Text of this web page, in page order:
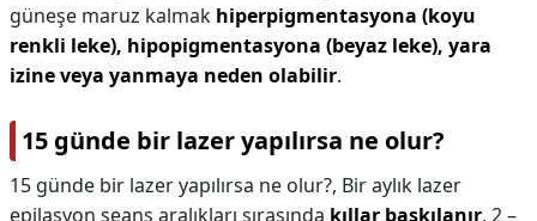
güneşe maruz kalmak hiperpigmentasyona (koyu
renkli leke), hipopigmentasyona (beyaz leke), yara
izine veya yanmaya neden olabilir.
15 günde bir lazer yapılırsa ne olur?
15 günde bir lazer yapılırsa ne olur?, Bir aylık lazer
epilasyon seans aralıkları sırasında kıllar baskılanır, 2 –